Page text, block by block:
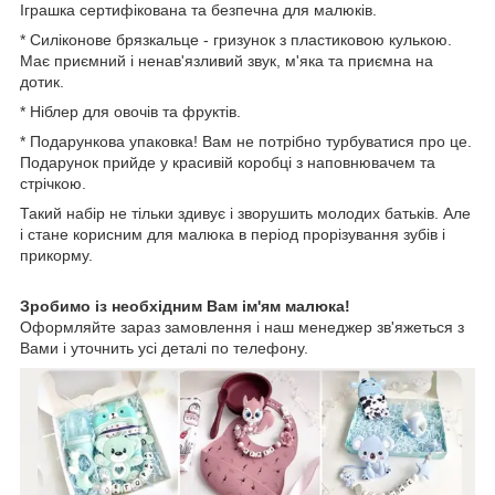
Іграшка сертифікована та безпечна для малюків.
* Силіконове брязкальце - гризунок з пластиковою кулькою.
Має приємний і ненав'язливий звук, м'яка та приємна на
дотик.
* Ніблер для овочів та фруктів.
* Подарункова упаковка! Вам не потрібно турбуватися про це.
Подарунок прийде у красивій коробці з наповнювачем та
стрічкою.
Такий набір не тільки здивує і зворушить молодих батьків. Але
і стане корисним для малюка в період прорізування зубів і
прикорму.
Зробимо із необхідним Вам ім'ям малюка!
Оформляйте зараз замовлення і наш менеджер зв'яжеться з
Вами і уточнить усі деталі по телефону.